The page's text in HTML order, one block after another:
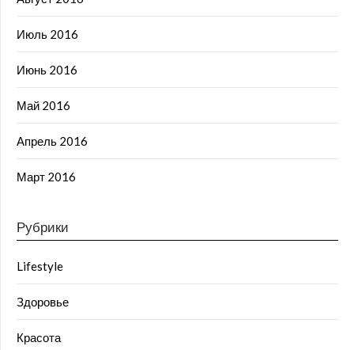
Июль 2016
Июнь 2016
Май 2016
Апрель 2016
Март 2016
Рубрики
Lifestyle
Здоровье
Красота